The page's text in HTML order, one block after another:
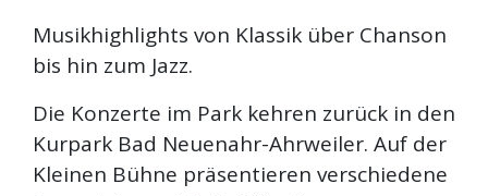
Musikhighlights von Klassik über Chanson
bis hin zum Jazz.
Die Konzerte im Park kehren zurück in den
Kurpark Bad Neuenahr-Ahrweiler. Auf der
Kleinen Bühne präsentieren verschiedene